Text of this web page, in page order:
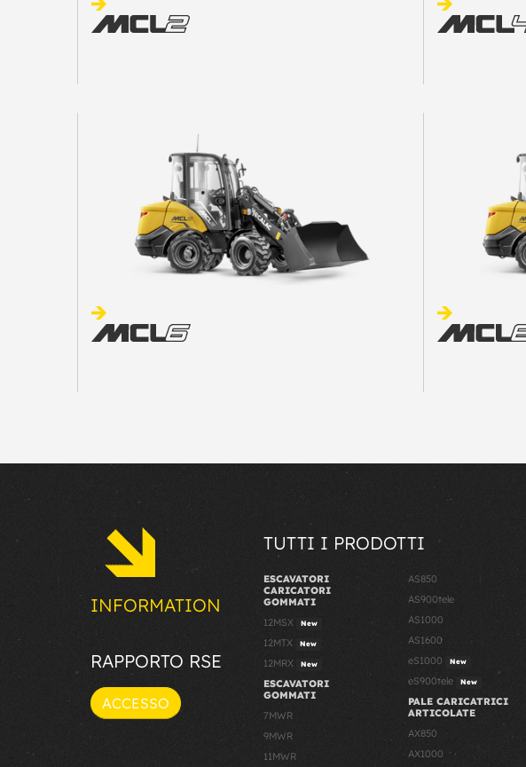
INFORMATION
RAPPORTO RSE
ACCESSO
TUTTI I PRODOTTI
ESCAVATORI
CARICATORI
GOMMATI
12MSX
New
12MTX New
12MRX New
ESCAVATORI
GOMMATI
7MWR
9MWR
11MWR
AS850
AS900tele
AS1000
AS1600
eS1000
New
eS900tele New
PALE CARICATRICI
ARTICOLATE
AX850
AX1000